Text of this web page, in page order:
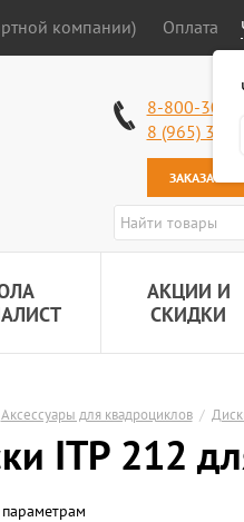
компании) Оплата
8-800-301-
8 (965) 318-
ЗАКАЗАТЬ
АКЦИИ И
СКИДКИ
Аксессуары для квадроциклов /
ITP 212